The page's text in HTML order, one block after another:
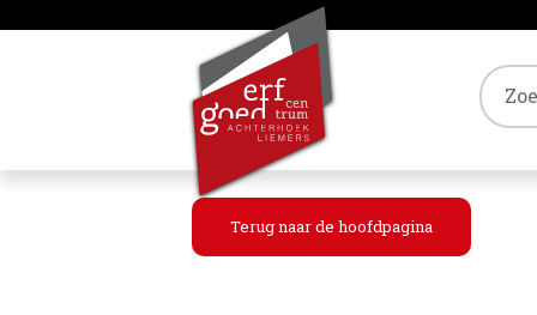
Terug naar de hoofdpagina